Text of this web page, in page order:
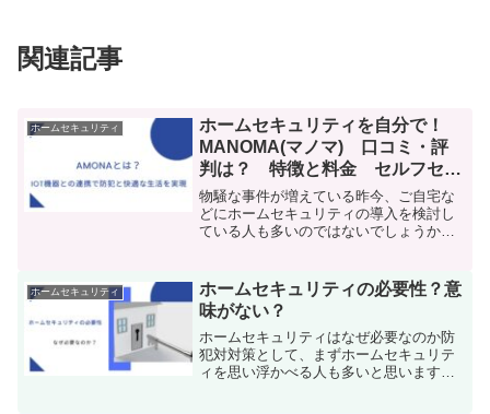
関連記事
ホームセキュリティ
ホームセキュリティを自分で！
MANOMA(マノマ) 口コミ・評
判は？ 特徴と料金 セルフセキ
ュリティ
物騒な事件が増えている昨今、ご自宅な
どにホームセキュリティの導入を検討し
ている人も多いのではないでしょうか。
口コミ、料金など、特徴やメリットにつ
いてご紹介します。お試し...
ホームセキュリティ
ホームセキュリティの必要性？意
味がない？
ホームセキュリティはなぜ必要なのか防
犯対対策として、まずホームセキュリテ
ィを思い浮かべる人も多いと思います。